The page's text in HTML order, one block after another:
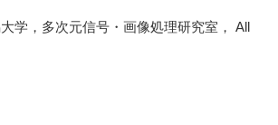
学，多次元信号・画像処理研究室， All